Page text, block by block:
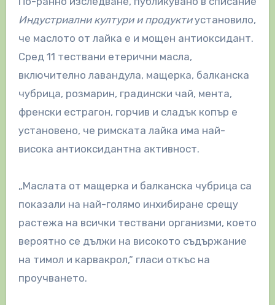
Индустриални култури и продуктиустановило,
че маслото от лайка е и мощен антиоксидант.
Сред 11 тествани етерични масла,
включително лавандула, мащерка, балканска
чубрица, розмарин, градински чай, мента,
френски естрагон, горчив и сладък копър е
установено, че римската лайка има най-
висока антиоксидантна активност.
„Маслата от мащерка и балканска чубрица са
показали на най-голямо инхибиране срещу
растежа на всички тествани организми, което
вероятно се дължи на високото съдържание
на тимол и карвакрол,“ гласи откъс на
проучването.